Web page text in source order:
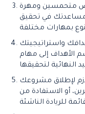
متحمسين ومهرة
مساعدتك في تحقيق
واستراتيجيتك
إلى مهام
لإطلاق مشروعك
أو الاستفادة من